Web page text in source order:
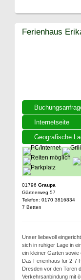
Internetseite
Geografische
Ferienhaus
01796 Graupa
Gärtnerweg 57
Telefon: 0170 3816834
7 Betten
Unser liebevoll
sich in ruhiger Lage in
ein kleiner Garten sowie
Das Ferienhaus für 2-7
Dresden vor den Toren
Verkehrsanbindung mit